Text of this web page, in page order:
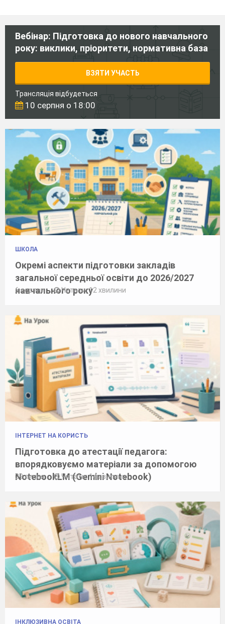
Вебінар: Підготовка до нового навчального
року: виклики, пріоритети, нормативна база
ВЗЯТИ УЧАСТЬ
Трансляція відбудеться
10 серпня о 18:00
ШКОЛА
Окремі аспекти підготовки закладів
загальної середньої освіти до 2026/2027
навчального року
6 серпня Читати: 12 хвилини
ІНТЕРНЕТ НА КОРИСТЬ
Підготовка до атестації педагога:
впорядковуємо матеріали за допомогою
NotebookLM (Gemini Notebook)
29 липня Читати: 14 хвилини
ІНКЛЮЗИВНА ОСВІТА